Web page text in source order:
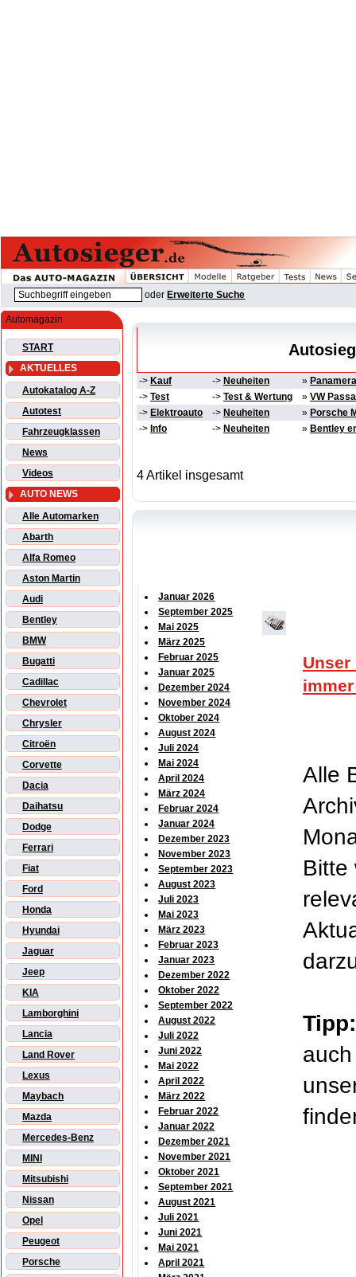
oder Erweiterte Suche
Automagazin
START
AKTUELLES
Autokatalog A-Z
Autotest
Fahrzeugklassen
News
Videos
AUTO NEWS
Alle Automarken
Abarth
Alfa Romeo
Aston Martin
Audi
Bentley
BMW
Bugatti
Cadillac
Chevrolet
Chrysler
Citroën
Corvette
Dacia
Daihatsu
Dodge
Ferrari
Fiat
Ford
Honda
Hyundai
Jaguar
Jeep
KIA
Lamborghini
Lancia
Land Rover
Lexus
Maybach
Mazda
Mercedes-Benz
MINI
Mitsubishi
Nissan
Opel
Peugeot
Porsche
-> Kauf -> Neuheiten »
-> Test -> Test & Wertung » VW
-> Elektroauto -> Neuheiten » Porsche
-> Info -> Neuheiten » Bentley
4 Artikel insgesamt
Januar 2026
September 2025
Mai 2025
März 2025
Februar 2025
Januar 2025
Dezember 2024
November 2024
Oktober 2024
August 2024
Juli 2024
Mai 2024
April 2024
März 2024
Februar 2024
Januar 2024
Dezember 2023
November 2023
September 2023
August 2023
Juli 2023
Mai 2023
März 2023
Februar 2023
Januar 2023
Dezember 2022
Oktober 2022
September 2022
August 2022
Juli 2022
Juni 2022
Mai 2022
April 2022
März 2022
Februar 2022
Januar 2022
Dezember 2021
November 2021
Oktober 2021
September 2021
August 2021
Juli 2021
Juni 2021
Mai 2021
April 2021
Alle
Bitte
Tipp: